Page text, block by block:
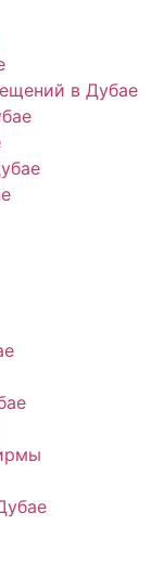
в Дубае